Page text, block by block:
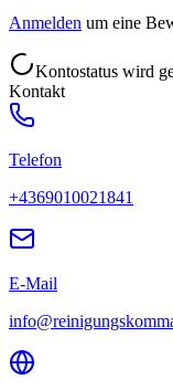
Anmelden um eine
Kontostatus wird
Kontakt
Telefon
+4369010021841
E-Mail